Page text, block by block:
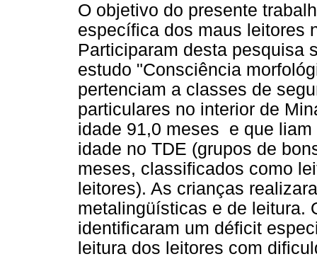
O objetivo do presente
específica dos maus leitores
Participaram desta pesquisa
estudo "Consciência
pertenciam a classes de
particulares no interior de
idade 91,0 meses e que
idade no TDE (grupos de
meses, classificados como
leitores). As crianças
metalingüísticas e de leitura.
identificaram um déficit
leitura dos leitores com